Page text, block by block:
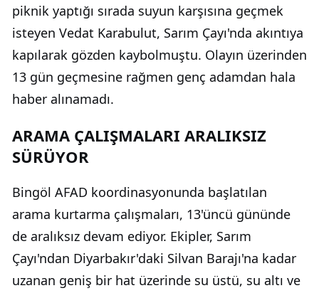
piknik yaptığı sırada suyun karşısına geçmek
isteyen Vedat Karabulut, Sarım Çayı'nda akıntıya
kapılarak gözden kaybolmuştu. Olayın üzerinden
13 gün geçmesine rağmen genç adamdan hala
haber alınamadı.
ARAMA ÇALIŞMALARI ARALIKSIZ
SÜRÜYOR
Bingöl AFAD koordinasyonunda başlatılan
arama kurtarma çalışmaları, 13'üncü gününde
de aralıksız devam ediyor. Ekipler, Sarım
Çayı'ndan Diyarbakır'daki Silvan Barajı'na kadar
uzanan geniş bir hat üzerinde su üstü, su altı ve